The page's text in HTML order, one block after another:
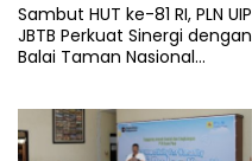
Sambut HUT ke-81 RI, PLN UIP
JBTB Perkuat Sinergi dengan
Balai Taman Nasional
kV Paiton–
Watudodol/Kalipuro